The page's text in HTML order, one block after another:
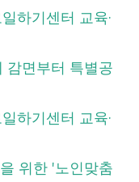
하기센터 교육·
감면부터 특별공
하기센터 교육·
위한 '노인맞춤